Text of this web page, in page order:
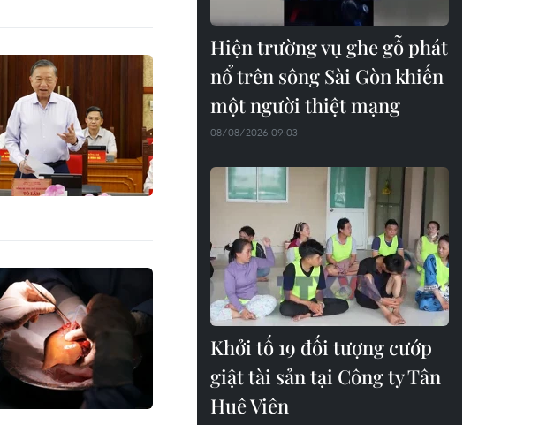
Hiện trường vụ ghe gỗ phát
nổ trên sông Sài Gòn khiến
một người thiệt mạng
08/08/2026 09:03
Khởi tố 19 đối tượng cướp
giật tài sản tại Công ty Tân
Huê Viên